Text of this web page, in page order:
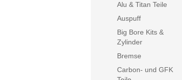
Alu & Titan Teile
Auspuff
Big Bore Kits &
Zylinder
Bremse
Carbon- und GFK